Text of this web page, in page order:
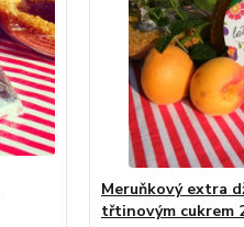
Meruňkový extra
třtinovým cukrem